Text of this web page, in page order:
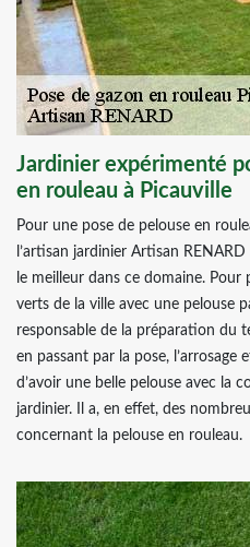
Jardinier expérimenté
en rouleau à Picauville
Pour une pose de pelouse en
l’artisan jardinier Artisan
le meilleur dans ce domaine. Pour
verts de la ville avec une pelouse
responsable de la préparation du
en passant par la pose, l’arrosage
d’avoir une belle pelouse avec la
jardinier. Il a, en effet, des
concernant la pelouse en rouleau.